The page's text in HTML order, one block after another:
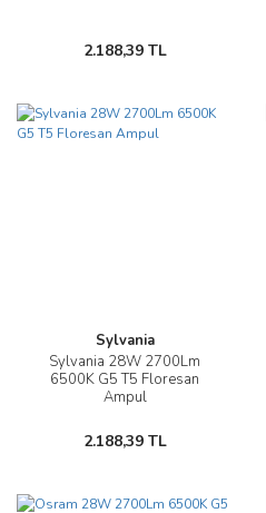
2.188,39 TL
Sylvania
Sylvania 28W 2700Lm
6500K G5 T5 Floresan
Ampul
2.188,39 TL